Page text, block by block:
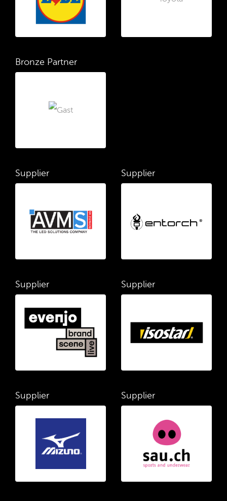
Bronze Partner
Supplier Supplier
Supplier Supplier
Supplier Supplier